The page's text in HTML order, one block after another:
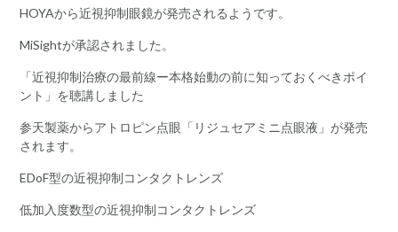
HOYAから近視抑制眼鏡が発売されるようです。
MiSightが承認されました。
「近視抑制治療の最前線ー本格始動の前に知っておくべきポイ
ント」を聴講しました
参天製薬からアトロピン点眼「リジュセアミニ点眼液」が発売
されます。
EDoF型の近視抑制コンタクトレンズ
低加入度数型の近視抑制コンタクトレンズ